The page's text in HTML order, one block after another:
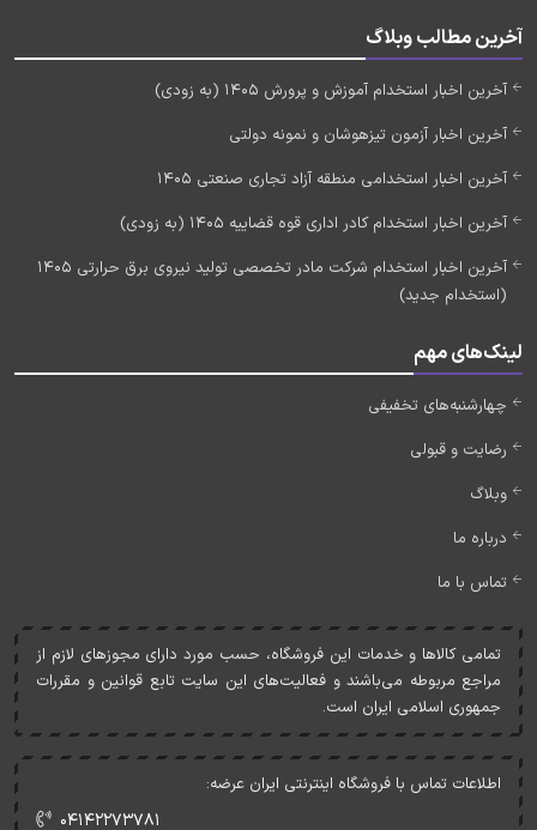
آخرین مطالب وبلاگ
آخرین اخبار استخدام آموزش و پرورش 1405 (به زودی)
آخرین اخبار آزمون تیزهوشان و نمونه دولتی
آخرین اخبار استخدامی منطقه آزاد تجاری صنعتی 1405
آخرین اخبار استخدام کادر اداری قوه قضاییه 1405 (به زودی)
آخرین اخبار استخدام شرکت مادر تخصصی تولید نیروی برق حرارتی 1405
(استخدام جدید)
لینک‌های مهم
چهارشنبه‌های تخفیفی
رضایت و قبولی
وبلاگ
درباره ما
تماس با ما
تمامی کالاها و خدمات اين فروشگاه، حسب مورد دارای مجوزهای لازم از
مراجع مربوطه می‌باشند و فعاليت‌های اين سايت تابع قوانين و مقررات
جمهوری اسلامی ايران است.
اطلاعات تماس با فروشگاه اینترنتی ایران عرضه:
۰۴۱۴۲۲۷۳۷۸۱